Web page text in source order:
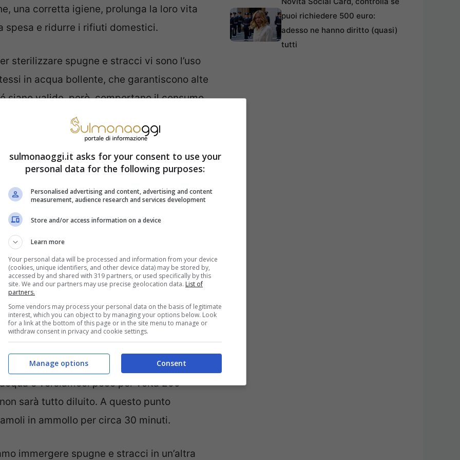
una corretta igiene, prolunga la loro vita
spesa e ridurre i rifiuti domestici.
sterilizzare spugne e stracci vi sono l’uso
in acqua bollente, che garantiscono alte
siano valide, però, comportano il consumo
(un altro disinfettante potentissimo)
aggressiva come soluzione. E c’è chi
non è molto efficace. L’acido acetico,
contro gli insetti, ma si tratta
non ha proprietà disinfettanti o
sporchi, ma
di spugne e stracci sporchi,
alleato prezioso nelle pulizie domestiche.
e versiamoci poco per volta 200
sarà tutto diluito. A questo punto
in ammollo per circa 30 minuti.
immergere spugne e stracci in un’altra
puoi richiedere 500 euro:
adesso ne hanno diritto (quasi)
tutti
sulmonaoggi.it asks for your consent to use your
personal data for the following purposes:
Personalised advertising and content, advertising and content
measurement, audience research and services development
Store and/or access information on a device
Learn more
Your personal data will be processed and information from your device
(cookies, unique identifiers, and other device data) may be stored by,
accessed by and shared with 319 partners, or used specifically by this
site. We and our partners may use precise geolocation data. List of
partners.
Some vendors may process your personal data on the basis of legitimate
interest, which you can object to by managing your options below. Look
for a link at the bottom of this page or in the site menu to manage or
withdraw consent in privacy and cookie settings.
Consent
Manage options